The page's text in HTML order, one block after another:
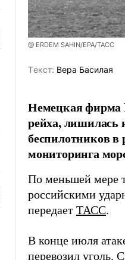
@ ERDEM SAHIN/EPA/ТАСС
Tекст: Вера Басилая
Немецкая фирма
рейха, лишилась
беспилотников в
мониторинга
По меньшей мере
российскими
передает ТАСС.
В конце июля
перевозил уголь.